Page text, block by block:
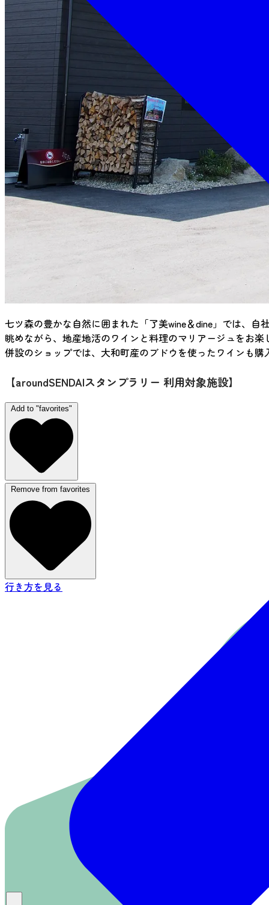
七ツ森の豊かな自然に囲まれた「了美wine＆dine」では、
眺めながら、地産地活のワインと料理のマリアージュをお楽
併設のショップでは、大和町産のブドウを使ったワインも購
【aroundSENDAIスタンプラリー 利用対象施設】
Add to "favorites"
Remove from favorites
行き方を見る